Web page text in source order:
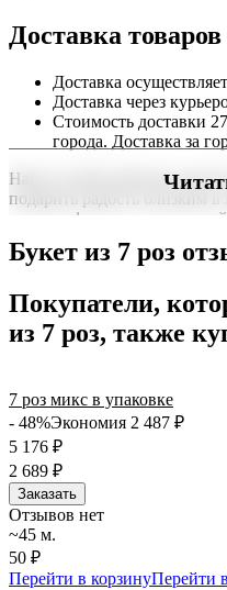
Доставка товаров
Доставка
Доставка через
Стоимость доставки
города. Доставка за
Наша служба работает
подарить радость близким
можно оформить заказ
минут или день в день в
вручить подарок ко
точность до минуты.
Букет из 7 роз
Покупатели,
из 7 роз, также
7 роз микс в упаковке
- 48%Экономия 2 487 ₽
5 176 ₽
2 689 ₽
Заказать
Отзывов нет
~45 м.
50 ₽
Перейти в корзинуПерейти